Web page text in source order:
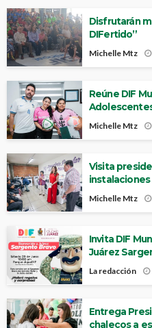
Disfrutarán
DIFertido”
Michelle Mtz
Reúne DIF
Michelle Mtz
Visita
Michelle Mtz
Invita DIF
Juárez
La redacción
Entrega
chalecos a